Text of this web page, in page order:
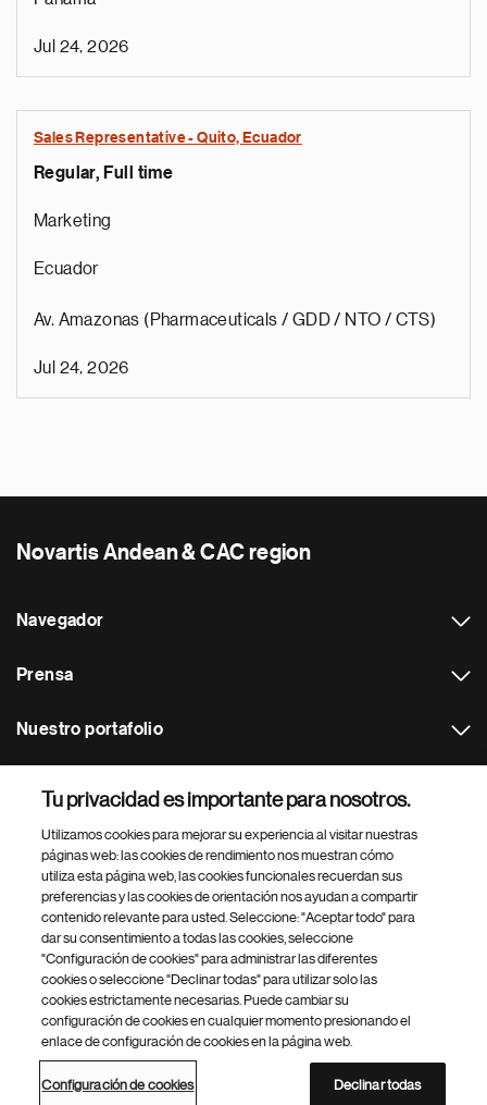
Jul 24, 2026
Sales Representative - Quito, Ecuador
Regular, Full time
Marketing
Ecuador
Av. Amazonas (Pharmaceuticals / GDD / NTO / CTS)
Jul 24, 2026
Novartis Andean & CAC region
Navegador
Prensa
Nuestro portafolio
Footer Site Search
inferior
del
© 2026 Novartis AG
Política de privacidad Términos de uso
Accesibilidad
Configuración de cookies
Mapa del sitio
Tu privacidad es importante para nosotros.
Utilizamos cookies para mejorar su experiencia al visitar nuestras
páginas web: las cookies de rendimiento nos muestran cómo
utiliza esta página web, las cookies funcionales recuerdan sus
preferencias y las cookies de orientación nos ayudan a compartir
contenido relevante para usted. Seleccione: "Aceptar todo" para
dar su consentimiento a todas las cookies, seleccione
"Configuración de cookies" para administrar las diferentes
cookies o seleccione "Declinar todas" para utilizar solo las
cookies estrictamente necesarias. Puede cambiar su
configuración de cookies en cualquier momento presionando el
enlace de configuración de cookies en la página web.
Configuración de cookies Declinar todas